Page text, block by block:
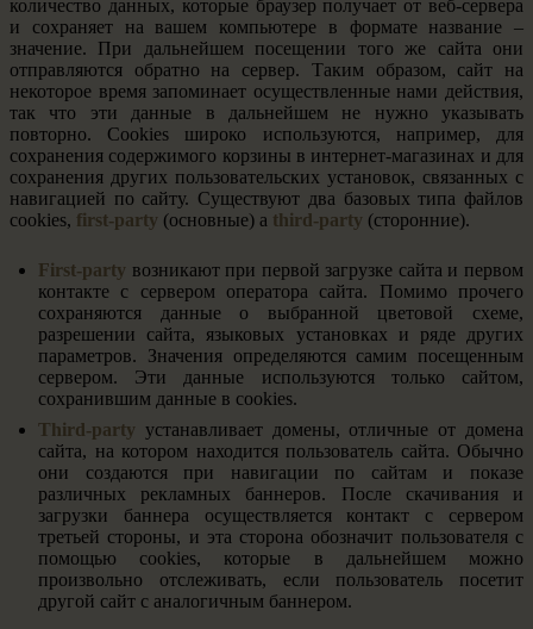
количество данных, которые браузер получает от веб-сервера
и сохраняет на вашем компьютере в формате название –
значение. При дальнейшем посещении того же сайта они
отправляются обратно на сервер. Таким образом, сайт на
некоторое время запоминает осуществленные нами действия,
так что эти данные в дальнейшем не нужно указывать
повторно. Cookies широко используются, например, для
сохранения содержимого корзины в интернет-магазинах и для
сохранения других пользовательских установок, связанных с
навигацией по сайту. Существуют два базовых типа файлов
cookies, first-party (основные) a third-party (сторонние).
First-party возникают при первой загрузке сайта и первом
контакте с сервером оператора сайта. Помимо прочего
сохраняются данные о выбранной цветовой схеме,
разрешении сайта, языковых установках и ряде других
параметров. Значения определяются самим посещенным
сервером. Эти данные используются только сайтом,
сохранившим данные в cookies.
Third-party устанавливает домены, отличные от домена
сайта, на котором находится пользователь сайта. Обычно
они создаются при навигации по сайтам и показе
различных рекламных баннеров. После скачивания и
загрузки баннера осуществляется контакт с сервером
третьей стороны, и эта сторона обозначит пользователя с
помощью cookies, которые в дальнейшем можно
произвольно отслеживать, если пользователь посетит
другой сайт с аналогичным баннером.